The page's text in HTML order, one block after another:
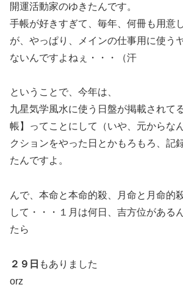
開運活動家のゆきたんです。
手帳が好きすぎて、毎年、何冊も用意
が、やっぱり、メインの仕事用に使う
ないんですよねぇ・・・（汗
ということで、今年は、
九星気学風水に使う日盤が掲載されて
帳】ってことにして（いや、元からな
クションをやった日とかもろもろ、記
たんですよ。
んで、本命と本命的殺、月命と月命的
して・・・１月は何日、吉方位がある
たら
２９日 もありました
orz